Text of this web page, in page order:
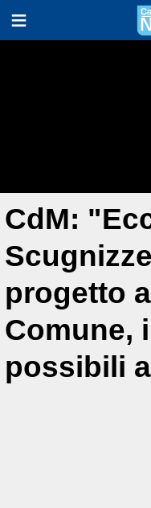
CdM:
progetto
Comune,
possibili